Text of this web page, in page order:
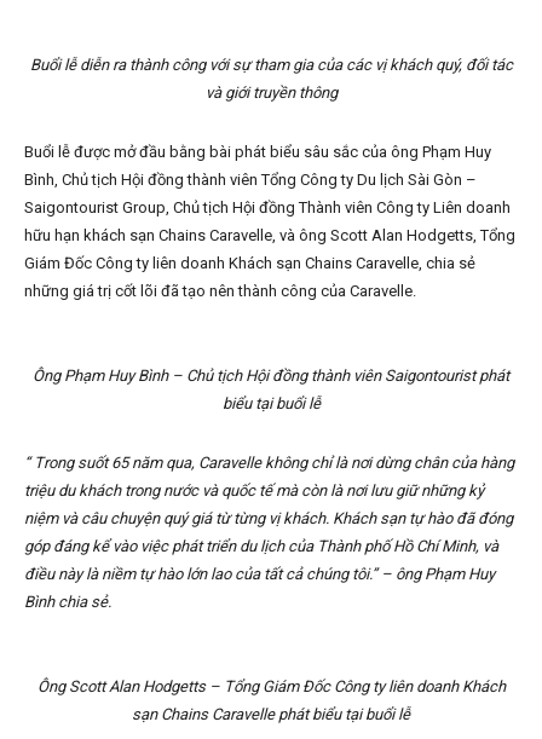
Buổi lễ diễn ra thành công với sự tham gia của các vị khách quý, đối tác
và giới truyền thông
Buổi lễ được mở đầu bằng bài phát biểu sâu sắc của ông Phạm Huy
Bình, Chủ tịch Hội đồng thành viên Tổng Công ty Du lịch Sài Gòn –
Saigontourist Group, Chủ tịch Hội đồng Thành viên Công ty Liên doanh
hữu hạn khách sạn Chains Caravelle, và ông Scott Alan Hodgetts, Tổng
Giám Đốc Công ty liên doanh Khách sạn Chains Caravelle, chia sẻ
những giá trị cốt lõi đã tạo nên thành công của Caravelle.
Ông Phạm Huy Bình – Chủ tịch Hội đồng thành viên Saigontourist phát
biểu tại buổi lễ
“ Trong suốt 65 năm qua, Caravelle không chỉ là nơi dừng chân của hàng
triệu du khách trong nước và quốc tế mà còn là nơi lưu giữ những kỷ
niệm và câu chuyện quý giá từ từng vị khách. Khách sạn tự hào đã đóng
góp đáng kể vào việc phát triển du lịch của Thành phố Hồ Chí Minh, và
điều này là niềm tự hào lớn lao của tất cả chúng tôi.” – ông Phạm Huy
Bình chia sẻ.
Ông Scott Alan Hodgetts – Tổng Giám Đốc Công ty liên doanh Khách
sạn Chains Caravelle phát biểu tại buổi lễ